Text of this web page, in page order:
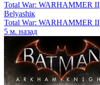
Total War: WARHAMMER II
Belyashiк
Total War: WARHAMMER II
5 м. назад